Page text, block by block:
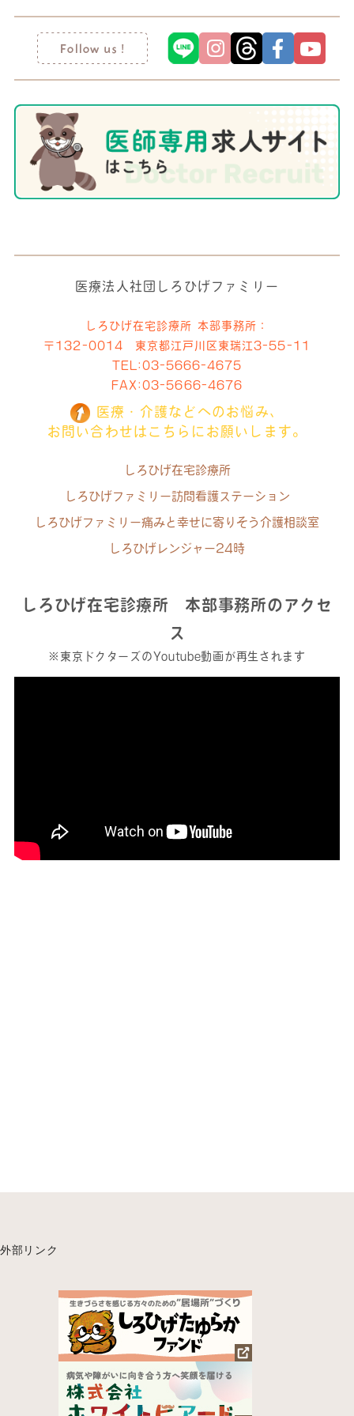
医療法人社団しろひげファミリー
しろひげ在宅診療所 本部事務所：
〒132-0014 東京都江戸川区東瑞江3-55-11
TEL: 03-5666-4675
FAX:03-5666-4676
医療・介護などへのお悩み、
お問い合わせはこちらにお願いします。
しろひげ在宅診療所
しろひげファミリー訪問看護ステーション
しろひげファミリー痛みと幸せに寄りそう介護相談室
しろひげレンジャー24時
しろひげ在宅診療所 本部事務所のアクセ
ス
※東京ドクターズのYoutube動画が再生されます
外部リンク